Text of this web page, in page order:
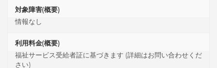
対象障害(概要)
情報なし
利用料金(概要)
福祉サービス受給者証に基づきます (詳細はお問い合わせくだ
さい)